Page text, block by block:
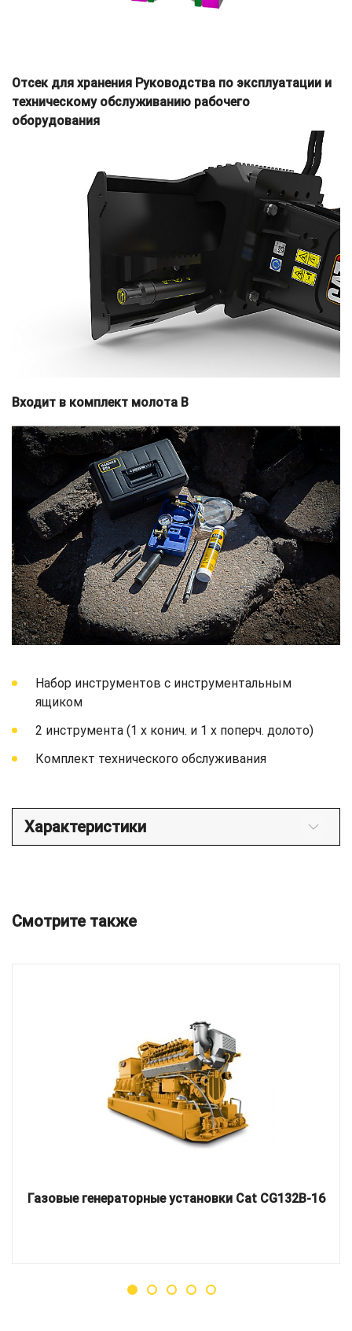
Отсек для хранения Руководства по эксплуатации и
техническому обслуживанию рабочего
оборудования
Входит в комплект молота B
Набор инструментов с инструментальным
ящиком
2 инструмента (1 x конич. и 1 x поперч. долото)
Комплект технического обслуживания
Характеристики
Смотрите также
Газовые генераторные установки Cat CG132B-16